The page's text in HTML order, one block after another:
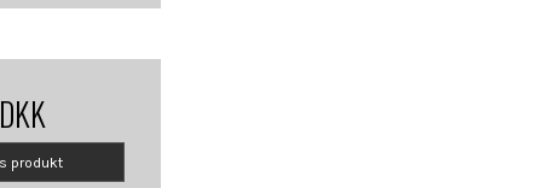
produkt